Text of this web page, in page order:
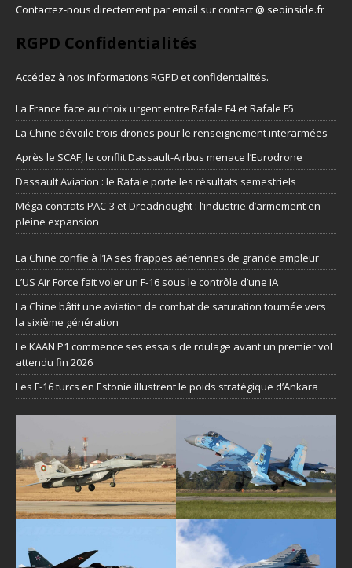
Contactez-nous directement par email sur contact @ seoinside.fr
RGPD Confidentialités
Accédez à nos informations RGPD et confidentialités.
La France face au choix urgent entre Rafale F4 et Rafale F5
La Chine dévoile trois drones pour le renseignement interarmées
Après le SCAF, le conflit Dassault-Airbus menace l’Eurodrone
Dassault Aviation : le Rafale porte les résultats semestriels
Méga-contrats PAC-3 et Dreadnought : l’industrie d’armement en
pleine expansion
La Chine confie à l’IA ses frappes aériennes de grande ampleur
L’US Air Force fait voler un F-16 sous le contrôle d’une IA
La Chine bâtit une aviation de combat de saturation tournée vers
la sixième génération
Le KAAN P1 commence ses essais de roulage avant un premier vol
attendu fin 2026
Les F-16 turcs en Estonie illustrent le poids stratégique d’Ankara